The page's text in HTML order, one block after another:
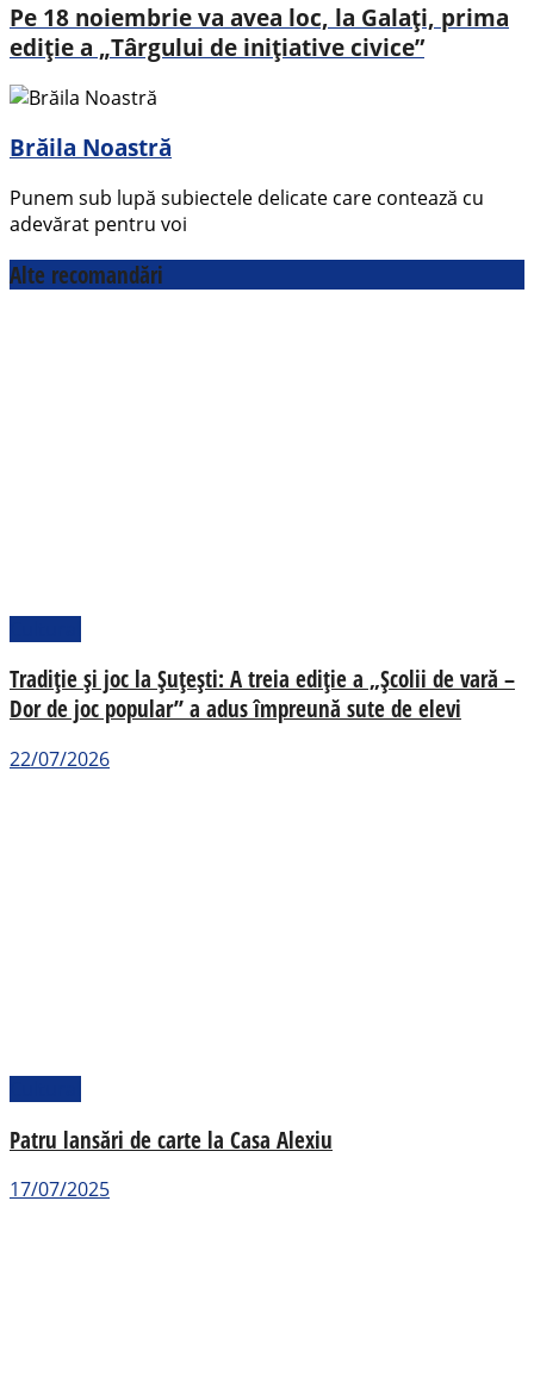
Pe 18 noiembrie va avea loc, la Galați, prima
ediție a „Târgului de inițiative civice”
Brăila Noastră
Punem sub lupă subiectele delicate care contează cu
adevărat pentru voi
Alte recomandări
Tradiție și joc la Șuțești: A treia ediție a „Școlii de vară –
Dor de joc popular” a adus împreună sute de elevi
22/07/2026
Patru lansări de carte la Casa Alexiu
17/07/2025